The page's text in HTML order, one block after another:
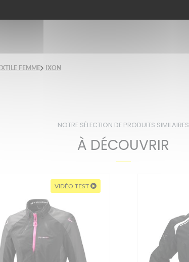
17092-3:2020.
FEMME IXON
NOTRE SÉLECTION DE PRODUITS SIMILAIRES
À DÉCOUVRIR
VIDÉO TEST